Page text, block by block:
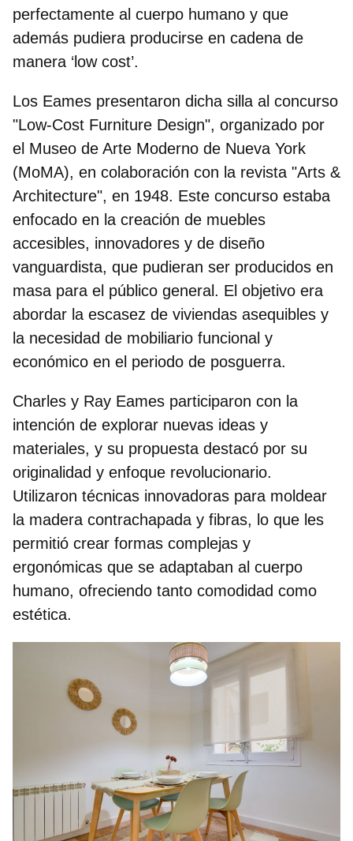
perfectamente al cuerpo humano y que
además pudiera producirse en cadena de
manera ‘low cost’.
Los Eames presentaron dicha silla al concurso
"Low-Cost Furniture Design", organizado por
el Museo de Arte Moderno de Nueva York
(MoMA), en colaboración con la revista "Arts &
Architecture", en 1948. Este concurso estaba
enfocado en la creación de muebles
accesibles, innovadores y de diseño
vanguardista, que pudieran ser producidos en
masa para el público general. El objetivo era
abordar la escasez de viviendas asequibles y
la necesidad de mobiliario funcional y
económico en el periodo de posguerra.
Charles y Ray Eames participaron con la
intención de explorar nuevas ideas y
materiales, y su propuesta destacó por su
originalidad y enfoque revolucionario.
Utilizaron técnicas innovadoras para moldear
la madera contrachapada y fibras, lo que les
permitió crear formas complejas y
ergonómicas que se adaptaban al cuerpo
humano, ofreciendo tanto comodidad como
estética.